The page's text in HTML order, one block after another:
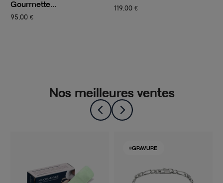
Gourmette...
95,00 €
119,00 €
Nos meilleures ventes
GRAVURE